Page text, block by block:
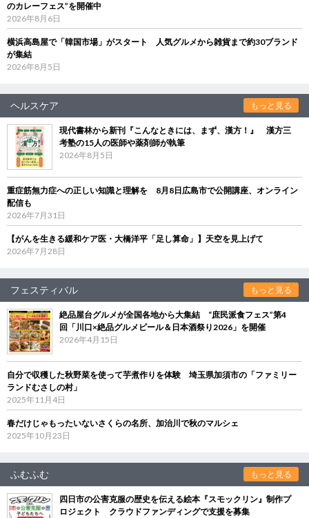
のカレーフェス”を開催中
2026年8月6日
横浜高島屋で「韓国市場」がスタート 人気グルメから雑貨まで約30ブランド
が集結
2026年8月5日
ヘルスケア もっと見る
現代書林から新刊『こんなときには、まず、漢方！』 漢方三
考塾の15人の医師や薬剤師が執筆
2026年8月5日
重症筋無力症への正しい知識と理解を 8月8日広島市で公開講座、オンライン
配信も
2026年7月31日
【がんを生きる緩和ケア医・大橋洋平「足し算命」】天空を見上げて
2026年7月28日
フェスティバル もっと見る
絶品屋台グルメが全国各地から大集結 “庶民派食フェス”第4
回「川口×絶品グルメビール＆日本酒祭り2026」を開催
2026年4月15日
自分で収穫した秋野菜を使って芋煮作りを体験 埼玉県加須市の「ファミリー
ランドむさしの村」
2025年11月4日
春だけじゃもったいないさくらの名所、加治川で秋のマルシェ
2025年10月23日
ふむふむ もっと見る
四日市の公害克服の歴史を伝える絵本『スモックリン』制作プ
ロジェクト クラウドファンディングで支援を募集